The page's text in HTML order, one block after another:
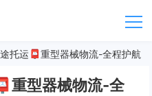
托运📮重型器械物流-全程护航
重型器械物流-全